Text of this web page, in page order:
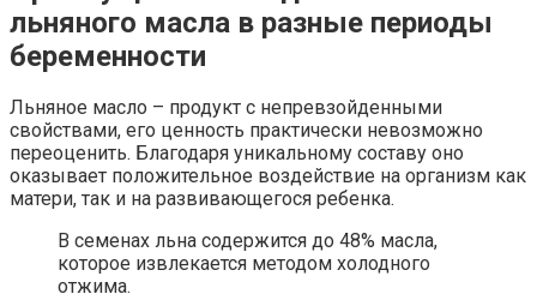
льняного масла в разные периоды
беременности
Льняное масло – продукт с непревзойденными
свойствами, его ценность практически невозможно
переоценить. Благодаря уникальному составу оно
оказывает положительное воздействие на организм как
матери, так и на развивающегося ребенка.
В семенах льна содержится до 48% масла,
которое извлекается методом холодного
отжима.